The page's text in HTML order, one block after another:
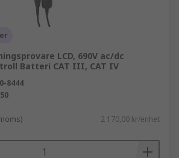
LCD, 690V ac/dc
Batteri CAT III, CAT IV
8444
2 170,00 kr/enhet